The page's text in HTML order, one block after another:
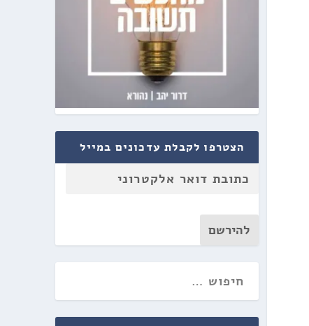
הצטרפו לקבלת עדכונים במייל
להירשם